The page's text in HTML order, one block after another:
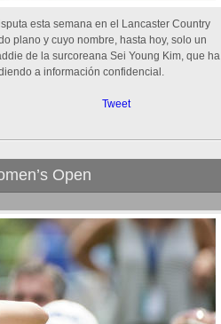
esta semana en el Lancaster Country
plano y cuyo nombre, hasta hoy, solo un
de la surcoreana Sei Young Kim, que ha
a información confidencial.
Tweet
Open